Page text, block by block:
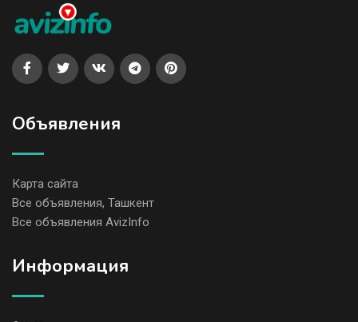
Объявления
Карта сайта
Все объявления, Ташкент
Все объявления AvizInfo
Информация